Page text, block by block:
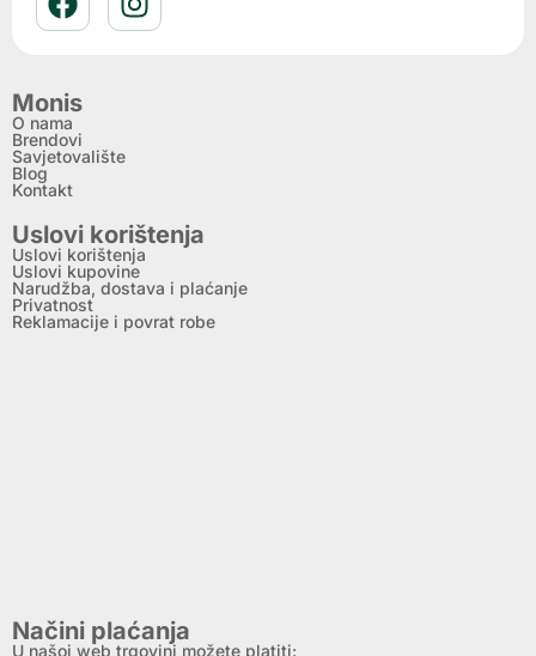
Monis
O nama
Brendovi
Savjetovalište
Blog
Kontakt
Uslovi korištenja
Uslovi korištenja
Uslovi kupovine
Narudžba, dostava i plaćanje
Privatnost
Reklamacije i povrat robe
Načini plaćanja
U našoj web trgovini možete platiti: